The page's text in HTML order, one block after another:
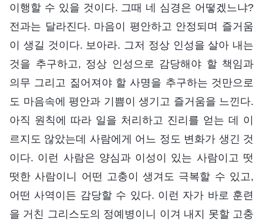
이행할 수 있을 것이다. 그때 네 심경은 어떻겠느냐?
전과는 달라진다. 마음이 평안하고 안정되며 즐거움
이 생길 것이다. 보아라. 그저 정상 인성을 살아 내는
것을 추구하고, 정상 인성으로 감당해야 할 책임과
의무 그리고 짊어져야 할 사명을 추구하는 것만으로
도 마음속에 평안과 기쁨이 생기고 즐거움을 느낀다.
아직 원칙에 따라 일을 처리하고 진리를 얻는 데 이
르지도 않았는데 사람에게 어느 정도 변화가 생긴 것
이다. 이런 사람은 양심과 이성이 있는 사람이고 떳
떳한 사람이니 어떤 고충이 생겨도 극복할 수 있고,
어떤 사역이든 감당할 수 있다. 이런 자가 바로 훈련
을 거친 그리스도의 정예병이니 이겨 내지 못할 고충